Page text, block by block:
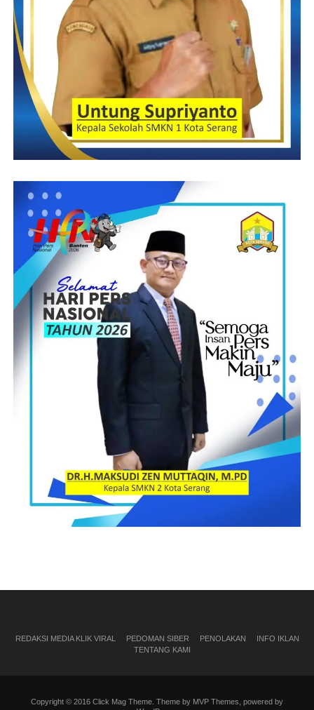
REDAKSI MEDIA KLIK VIRAL PEDOMAN SIBER PENOLAKAN
INFO IKLAN
TENTANG KAMI
Copyright © 2016 Click Mag Theme. Theme by MVP Themes, powered by